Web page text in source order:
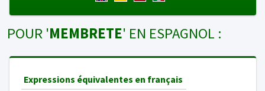
POUR 'MEMBRETE' EN ESPAGNOL :
Expressions équivalentes en français